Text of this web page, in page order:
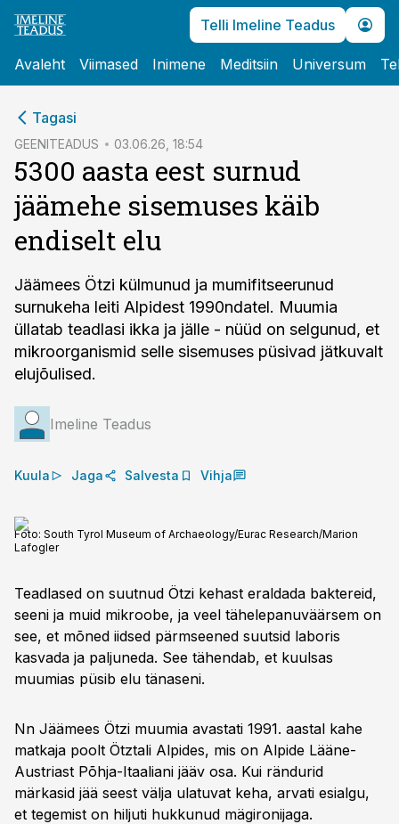
Telli Imeline Teadus
Avaleht Viimased Inimene Meditsiin Universum
Tagasi
GEENITEADUS 03.06.26, 18:54
5300 aasta eest surnud
jäämehe sisemuses käib
endiselt elu
Jäämees Ötzi külmunud ja mumifitseerunud
surnukeha leiti Alpidest 1990ndatel. Muumia
üllatab teadlasi ikka ja jälle - nüüd on selgunud, et
mikroorganismid selle sisemuses püsivad jätkuvalt
elujõulised.
Imeline Teadus
Kuula Jaga Salvesta Vihja
Foto: South Tyrol Museum of Archaeology/Eurac Research/Marion
Lafogler
Teadlased on suutnud Ötzi kehast eraldada baktereid,
seeni ja muid mikroobe, ja veel tähelepanuväärsem on
see, et mõned iidsed pärmseened suutsid laboris
kasvada ja paljuneda. See tähendab, et kuulsas
muumias püsib elu tänaseni.
Nn Jäämees Ötzi muumia avastati 1991. aastal kahe
matkaja poolt Ötztali Alpides, mis on Alpide Lääne-
Austriast Põhja-Itaaliani jääv osa. Kui rändurid
märkasid jää seest välja ulatuvat keha, arvati esialgu,
et tegemist on hiljuti hukkunud mägironijaga.